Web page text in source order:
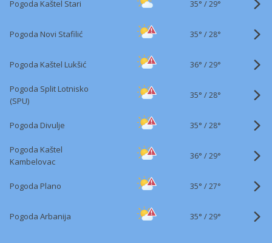
Pogoda Kaštel Stari 35° /29°
Pogoda Novi Stafilić 35° /28°
Pogoda Kaštel Lukšić 36° /29°
Pogoda Split Lotnisko
(SPU)
35° /28°
Pogoda Divulje 35° /28°
Pogoda Kaštel
Kambelovac
36° /29°
Pogoda Plano 35° /27°
Pogoda Arbanija 35° /29°